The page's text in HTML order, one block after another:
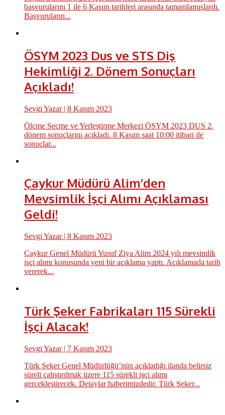
başvurularını 1 ile 6 Kasım tarihleri arasında tamamlamışlardı.
Başvuruların...
ÖSYM 2023 Dus ve STS Diş
Hekimliği 2. Dönem Sonuçları
Açıkladı!
Sevgi Yazar| 8 Kasım 2023
Ölçme Seçme ve Yerleştirme Merkezi ÖSYM 2023 DUS 2.
dönem sonuçlarını açıkladı. 8 Kasım saat 10:00 itibari ile
sonuçlar...
Çaykur Müdürü Alim’den
Mevsimlik İşçi Alımı Açıklaması
Geldi!
Sevgi Yazar| 8 Kasım 2023
Çaykur Genel Müdürü Yusuf Ziya Alim 2024 yılı mevsimlik
işçi alımı konusunda yeni bir açıklama yaptı. Açıklamada tarih
vererek...
Türk Şeker Fabrikaları 115 Sürekli
İşçi Alacak!
Sevgi Yazar| 7 Kasım 2023
Türk Şeker Genel Müdürlüğü’nün açıkladığı ilanda belirsiz
süreli çalıştırılmak üzere 115 sürekli işçi alımı
gerçekleştirecek. Detaylar haberimizdedir. Türk Şeker...